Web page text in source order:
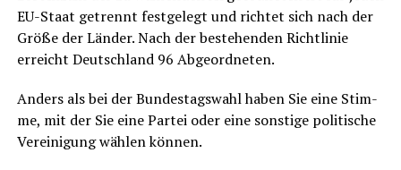
EU-Staat getrennt fest­ge­legt und rich­tet sich nach der
Grö­ße der Län­der. Nach der bestehen­den Richt­li­nie
erreicht Deutsch­land 96 Abgeordneten.
Anders als bei der Bun­des­tags­wahl haben Sie eine Stim­
me, mit der Sie eine Par­tei oder eine sons­ti­ge poli­ti­sche
Ver­ei­ni­gung wäh­len können.